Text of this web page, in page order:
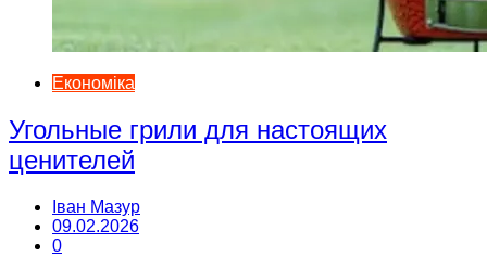
Економіка
Угольные грили для настоящих
ценителей
Іван Мазур
09.02.2026
0